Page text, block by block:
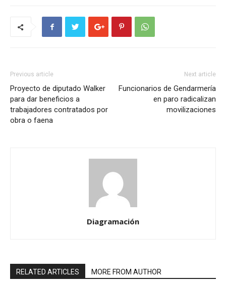
Previous article
Proyecto de diputado Walker
para dar beneficios a
trabajadores contratados por
obra o faena
Next article
Funcionarios de Gendarmería
en paro radicalizan
movilizaciones
Diagramación
RELATED ARTICLES MORE FROM AUTHOR